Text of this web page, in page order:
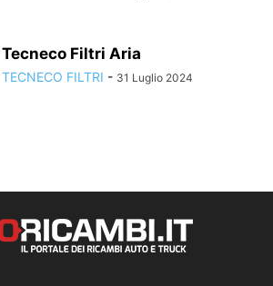
Tecneco Filtri Aria
TECNECO FILTRI - 31 Luglio 2024